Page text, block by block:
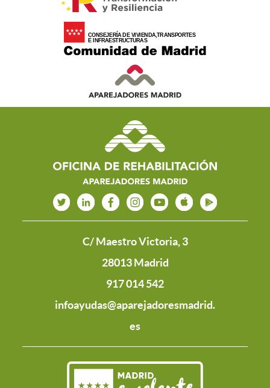
C/ Maestro Victoria, 3
28013 Madrid
917 014 542
infoayudas@aparejadoresmadrid.
es